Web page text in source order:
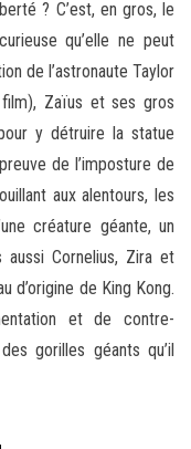
? C’est, en gros, le
qu’elle ne peut
de l’astronaute Taylor
Zaïus et ses gros
y détruire la statue
de l’imposture de
aux alentours, les
créature géante, un
Cornelius, Zira et
d’origine de King Kong.
et de contre-
gorilles géants qu’il